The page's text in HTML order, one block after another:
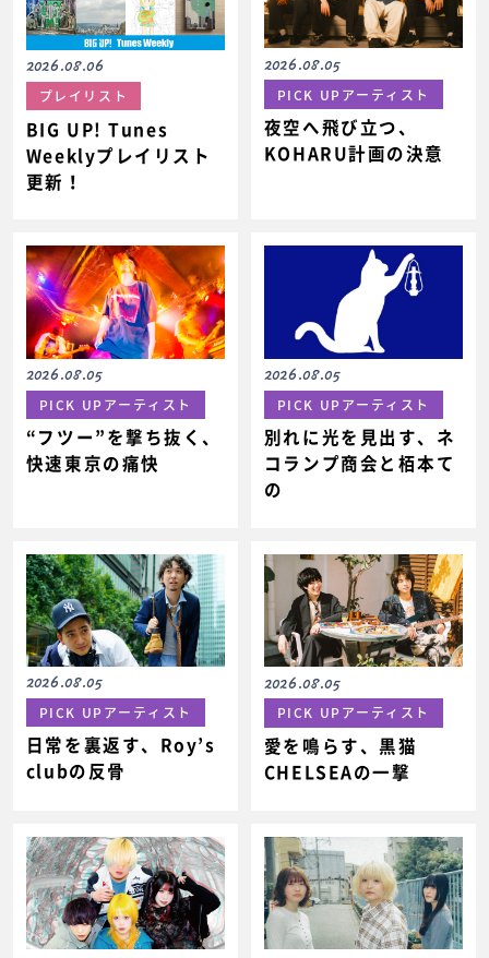
2026.08.06
プレイリスト
BIG UP! Tunes
Weeklyプレイリスト
更新！
2026.08.05
PICK UPアーティスト
夜空へ飛び立つ、
KOHARU計画の決意
2026.08.05
PICK UPアーティスト
“フツー”を撃ち抜く、
快速東京の痛快
2026.08.05
PICK UPアーティスト
別れに光を見出す、ネ
コランプ商会と栢本て
の
2026.08.05
PICK UPアーティスト
日常を裏返す、Roy’s
clubの反骨
2026.08.05
PICK UPアーティスト
愛を鳴らす、黒猫
CHELSEAの一撃